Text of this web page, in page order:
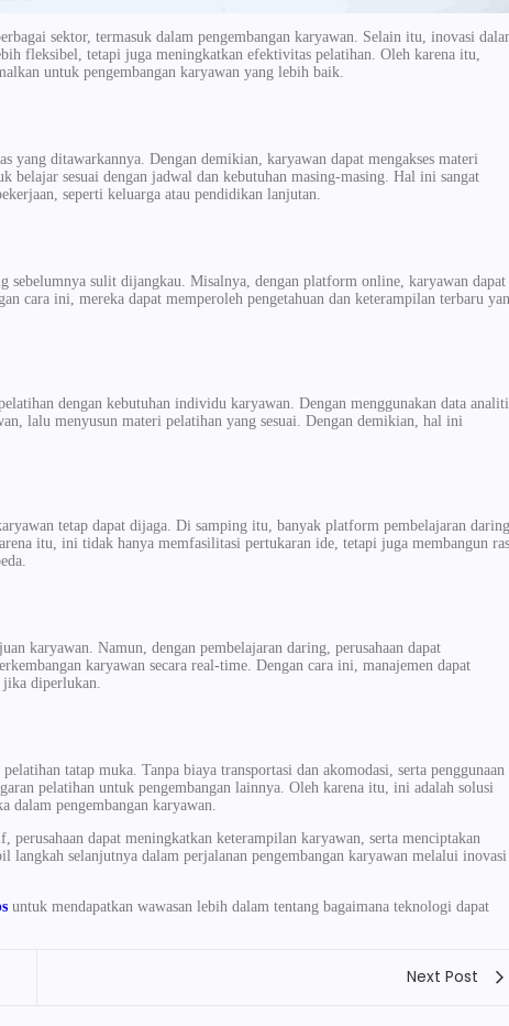
sektor, termasuk dalam pengembangan karyawan. Selain itu, inovasi
fleksibel, tetapi juga meningkatkan efektivitas pelatihan. Oleh karena itu,
untuk pengembangan karyawan yang lebih baik.
yang ditawarkannya. Dengan demikian, karyawan dapat mengakses materi
belajar sesuai dengan jadwal dan kebutuhan masing-masing. Hal ini sangat
seperti keluarga atau pendidikan lanjutan.
sebelumnya sulit dijangkau. Misalnya, dengan platform online, karyawan dapat
cara ini, mereka dapat memperoleh pengetahuan dan keterampilan terbaru
dengan kebutuhan individu karyawan. Dengan menggunakan data
lalu menyusun materi pelatihan yang sesuai. Dengan demikian, hal ini
tetap dapat dijaga. Di samping itu, banyak platform pembelajaran daring
itu, ini tidak hanya memfasilitasi pertukaran ide, tetapi juga membangun
karyawan. Namun, dengan pembelajaran daring, perusahaan dapat
karyawan secara real-time. Dengan cara ini, manajemen dapat
diperlukan.
tatap muka. Tanpa biaya transportasi dan akomodasi, serta penggunaan
pelatihan untuk pengembangan lainnya. Oleh karena itu, ini adalah solusi
dalam pengembangan karyawan.
dapat meningkatkan keterampilan karyawan, serta menciptakan
selanjutnya dalam perjalanan pengembangan karyawan melalui inovasi
untuk mendapatkan wawasan lebih dalam tentang bagaimana teknologi dapat
Next Post